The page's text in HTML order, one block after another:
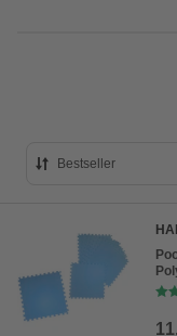
Bestseller
Preis
Preis